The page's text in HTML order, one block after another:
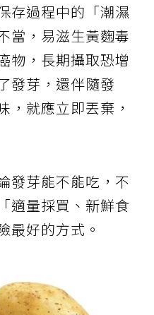
存過程中的「潮濕
當，易滋生黃麴毒
物，長期攝取恐增
發芽，還伴隨發
，就應立即丟棄，
發芽能不能吃，不
適量採買、新鮮食
最好的方式。